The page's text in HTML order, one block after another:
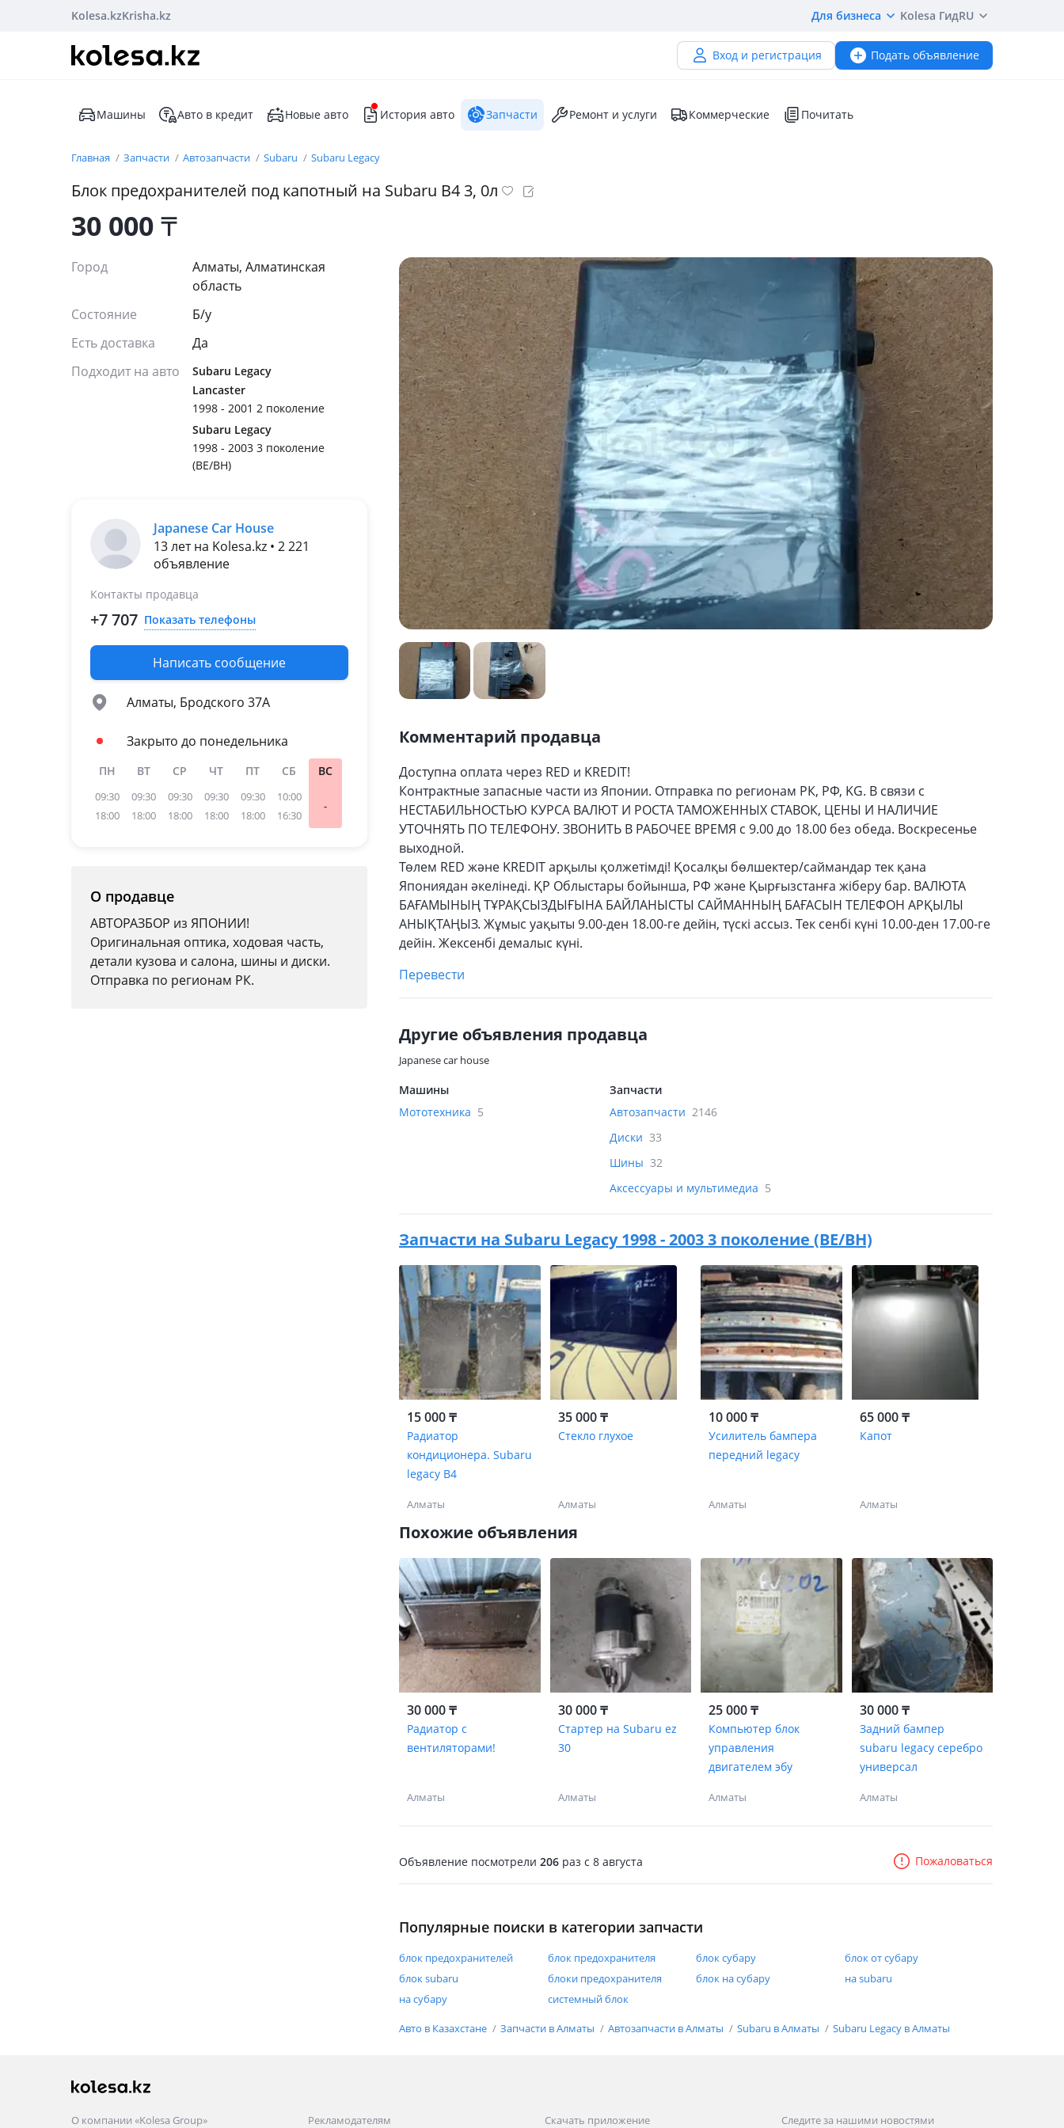
Kolesa.kzKrisha.kz Для бизнеса Kolesa ГидRU
Вход и регистрация Подать объявление
Машины Авто в кредит Новые авто История авто Запчасти Ремонт и услуги Коммерческие Почитать
Главная Запчасти Автозапчасти Subaru Subaru Legacy
Блок предохранителей под капотный на Subaru B4 3, 0л
30 000₸
Город
Алматы, Алматинская
область
Состояние
Б/y
Есть доставка
Да
Подходит на авто
Subaru Legacy
Lancaster
1998 - 2001 2 поколение
Subaru Legacy
1998 - 2003 3 поколение
(BE/BH)
Japanese Car House
13 лет на Kolesa.kz • 2 221
объявление
Контакты продавца
+7 707 Показать телефоны
Написать сообщение
Алматы, Бродского 37А
Закрыто до понедельника
ПН
09:30
18:00
ВТ
09:30
18:00
СР
09:30
18:00
ЧТ
09:30
18:00
ПТ
09:30
18:00
СБ
10:00
16:30
ВС
-
О продавце
АВТОРАЗБОР из ЯПОНИИ!
Оригинальная оптика, ходовая часть,
детали кузова и салона, шины и диски.
Отправка по регионам РК.
Комментарий продавца
Доступна оплата через RED и KREDIT!
Контрактные запасные части из Японии. Отправка по регионам РК, РФ, KG. В связи с
НЕСТАБИЛЬНОСТЬЮ КУРСА ВАЛЮТ И РОСТА ТАМОЖЕННЫХ СТАВОК, ЦЕНЫ И НАЛИЧИЕ
УТОЧНЯТЬ ПО ТЕЛЕФОНУ. ЗВОНИТЬ В РАБОЧЕЕ ВРЕМЯ с 9.00 до 18.00 без обеда. Воскресенье
выходной.
Төлем RED және KREDIT арқылы қолжетімді! Қосалқы бөлшектер/саймандар тек қана
Япониядан әкелінеді. ҚР Облыстары бойынша, РФ және Қырғызстанға жіберу бар. ВАЛЮТА
БАҒАМЫНЫҢ ТҰРАҚСЫЗДЫҒЫНА БАЙЛАНЫСТЫ САЙМАННЫҢ БАҒАСЫН ТЕЛЕФОН АРҚЫЛЫ
АНЫҚТАҢЫЗ. Жұмыс уақыты 9.00-ден 18.00-ге дейін, түскі ассыз. Тек сенбі күні 10.00-ден 17.00-ге
дейін. Жексенбі демалыс күні.
Перевести
Другие объявления продавца
Japanese car house
Машины
Мототехника 5
Запчасти
Автозапчасти 2146
Диски 33
Шины 32
Аксессуары и мультимедиа 5
Запчасти на Subaru Legacy 1998 - 2003 3 поколение (BE/BH)
15 000 ₸
Радиатор
кондиционера. Subaru
legacy B4
Алматы
35 000 ₸
Стекло глухое
Алматы
10 000 ₸
Усилитель бампера
передний legacy
Алматы
65 000 ₸
Капот
Алматы
Похожие объявления
30 000 ₸
Радиатор с
вентиляторами!
Алматы
30 000 ₸
Стартер на Subaru ez
30
Алматы
25 000 ₸
Компьютер блок
управления
двигателем эбу
Алматы
30 000 ₸
Задний бампер
subaru legacy серебро
универсал
Алматы
Объявление посмотрели 206 раз c 8 августа Пожаловаться
Популярные поиски в категории запчасти
блок предохранителей блок предохранителя блок субару
блок от субару
блок subaru
блоки предохранителя блок на субару
на subaru
на субару
системный блок
Авто в Казахстане Запчасти в Алматы Автозапчасти в Алматы Subaru в Алматы Subaru Legacy в Алматы
О компании «Kolesa Group» Рекламодателям Скачать приложение Следите за нашими новостями